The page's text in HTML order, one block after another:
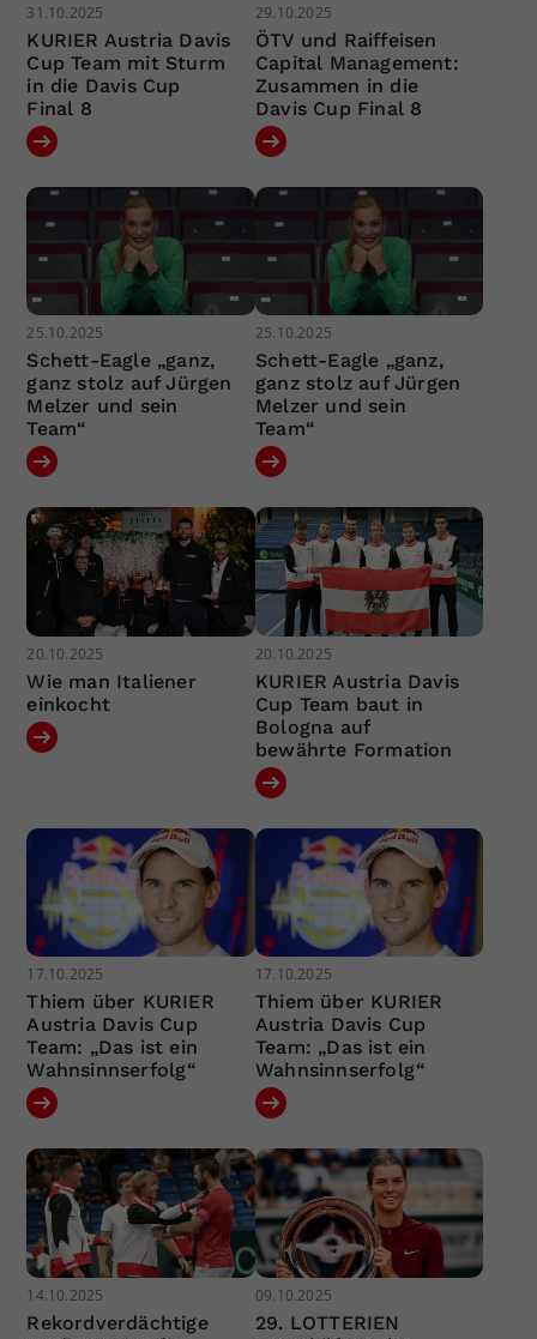
31.10.2025
KURIER Austria Davis
Cup Team mit Sturm
in die Davis Cup
Final 8
29.10.2025
ÖTV und Raiffeisen
Capital Management:
Zusammen in die
Davis Cup Final 8
25.10.2025
Schett-Eagle „ganz,
ganz stolz auf Jürgen
Melzer und sein
Team“
25.10.2025
Schett-Eagle „ganz,
ganz stolz auf Jürgen
Melzer und sein
Team“
20.10.2025
Wie man Italiener
einkocht
20.10.2025
KURIER Austria Davis
Cup Team baut in
Bologna auf
bewährte Formation
17.10.2025
Thiem über KURIER
Austria Davis Cup
Team: „Das ist ein
Wahnsinnserfolg“
17.10.2025
Thiem über KURIER
Austria Davis Cup
Team: „Das ist ein
Wahnsinnserfolg“
14.10.2025
Rekordverdächtige
09.10.2025
29. LOTTERIEN